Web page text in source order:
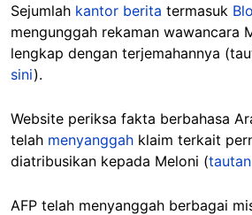
Sejumlah kantor berita termasuk
mengunggah rekaman wawancara
lengkap dengan terjemahannya
sini).
Website periksa fakta berbahasa
telah menyanggah klaim terkait
diatribusikan kepada Meloni (
AFP telah menyanggah berbagai